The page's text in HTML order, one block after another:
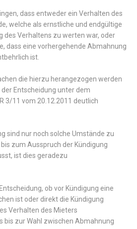
dass entweder ein Verhalten des
welche als ernstliche und endgültige
des Verhaltens zu werten war, oder
dass eine vorhergehende Abmahnung
ist.
die hierzu herangezogen werden
der Entscheidung unter dem
3/11 vom 20.12.2011 deutlich
sind nur noch solche Umstände zu
zum Ausspruch der Kündigung
ist dies geradezu
ob vor Kündigung eine
ist oder direkt die Kündigung
Verhalten des Mieters
bis zur Wahl zwischen Abmahnung